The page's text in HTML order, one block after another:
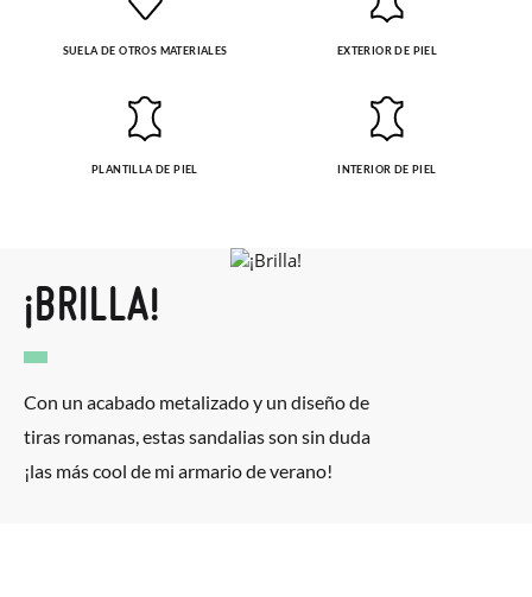
SUELA DE OTROS MATERIALES EXTERIOR DE PIEL
PLANTILLA DE PIEL INTERIOR DE PIEL
¡BRILLA!
Con un acabado metalizado y un diseño de
tiras romanas, estas sandalias son sin duda
¡las más cool de mi armario de verano!